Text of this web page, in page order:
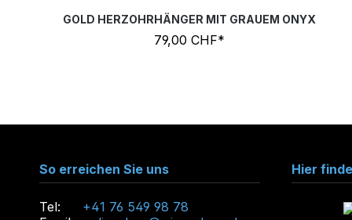
GOLD HERZOHRHÄNGER MIT GRAUEM ONYX
79,00 CHF*
So erreichen Sie uns
Tel:
+41 76 549 98 78
Hier